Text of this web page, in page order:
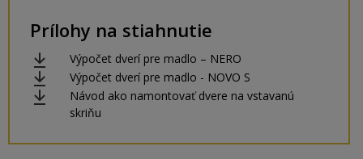
Prílohy na stiahnutie
Výpočet dverí pre madlo – NERO
Výpočet dverí pre madlo - NOVO S
Návod ako namontovať dvere na vstavanú
skriňu